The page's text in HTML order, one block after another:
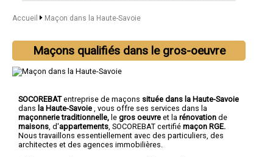
Accueil Maçon dans la Haute-Savoie
Maçons qualifiés dans le gros-oeuvre
SOCOREBATentreprise de maçons située dans la Haute-Savoie
dans la Haute-Savoie , vous offre ses services dans la
maçonnerie traditionnelle, le gros oeuvre et la rénovation de
maisons , d'appartements , SOCOREBAT certifié maçon RGE.
Nous travaillons essentiellement avec des particuliers, des
architectes et des agences immobilières.